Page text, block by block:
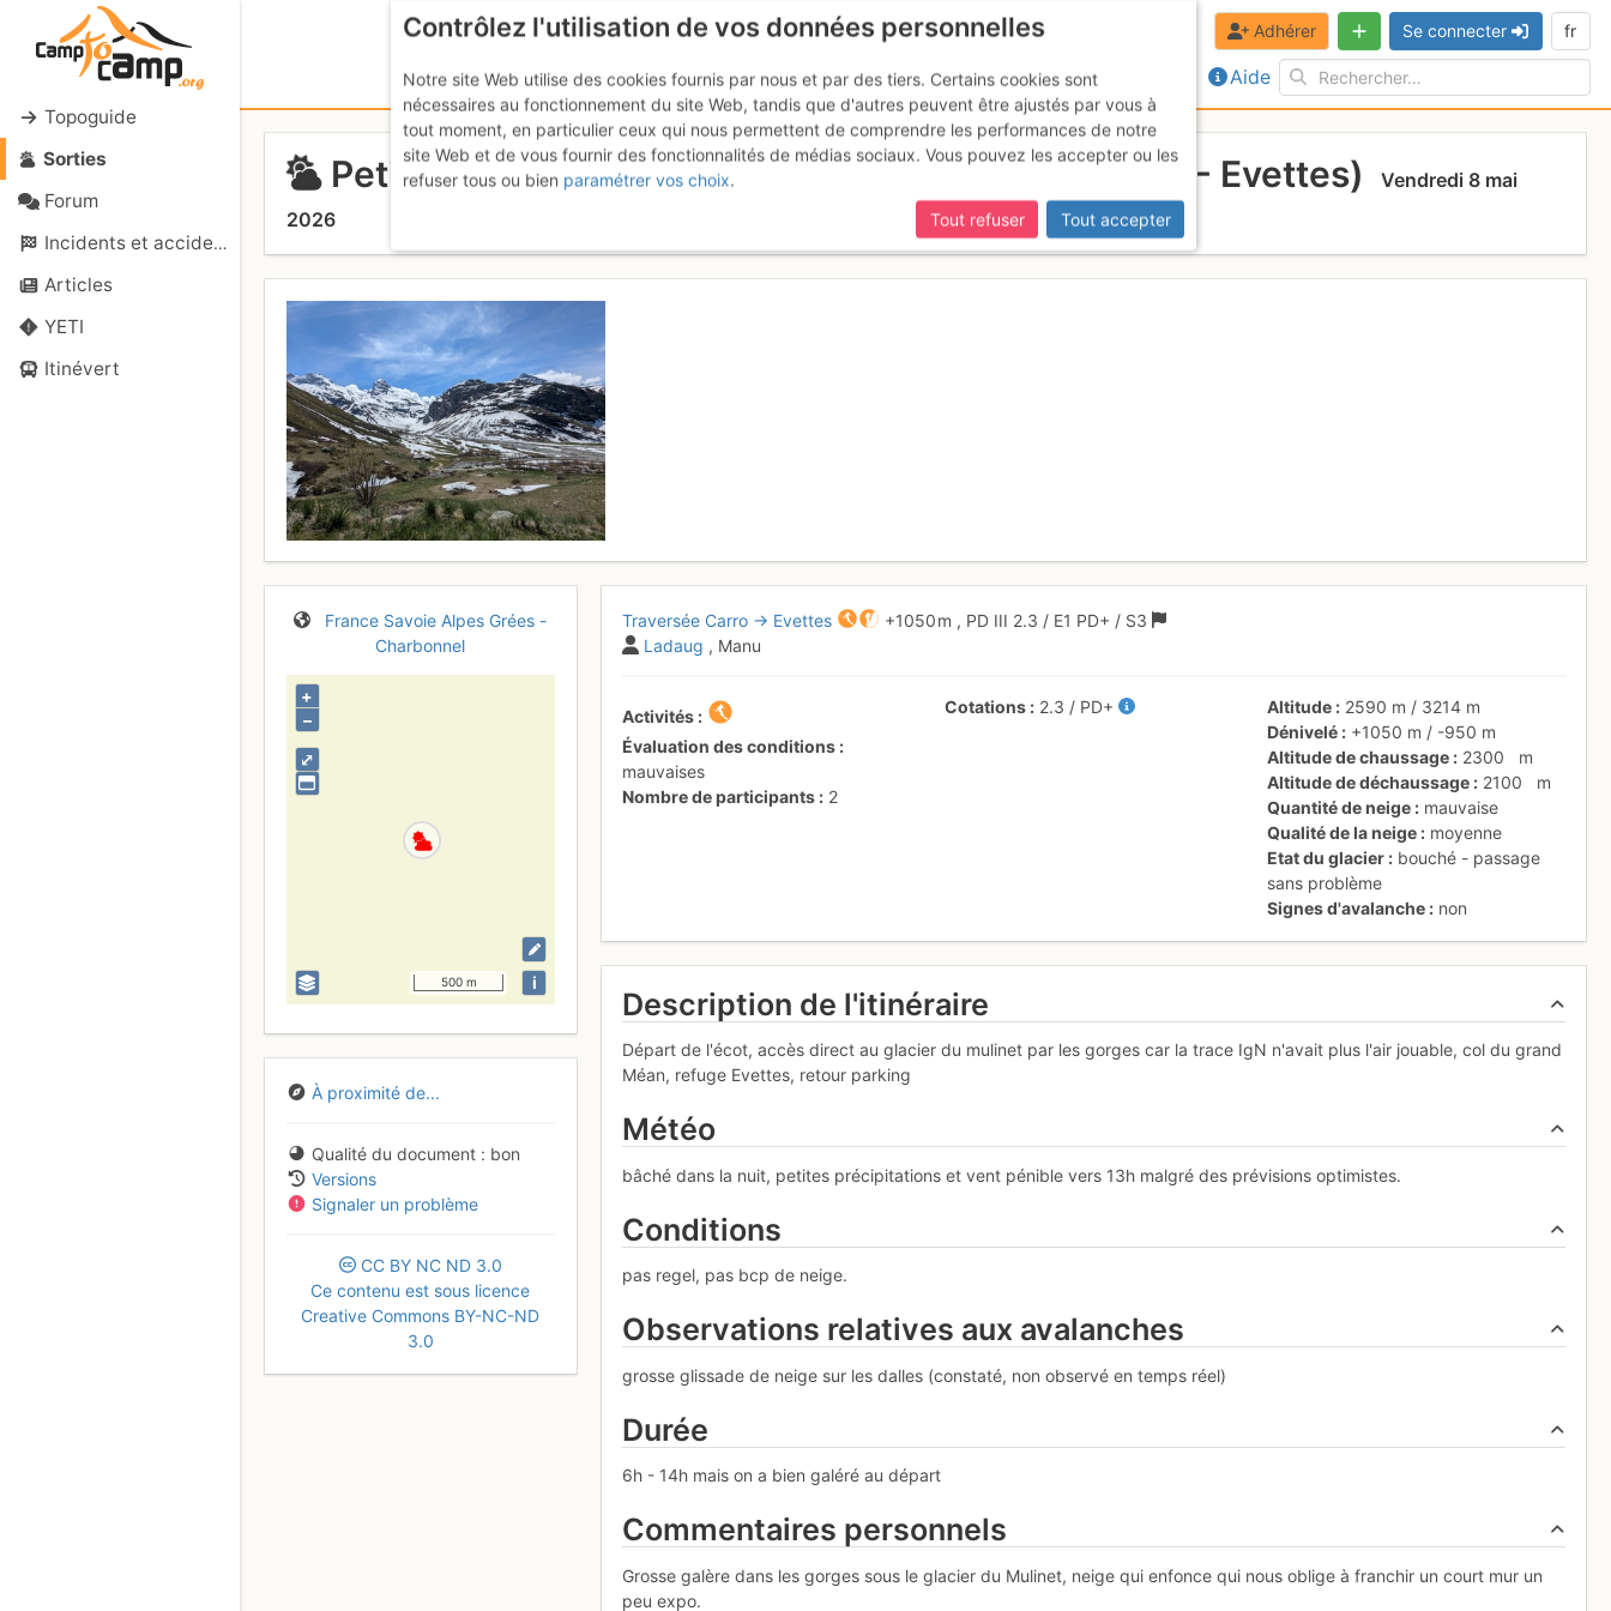
Topoguide
Sorties
Forum
Incidents et accidents
Articles
YETI
Itinévert
Aide
Adhérer Se connecter fr
Petite Traversée Carro → Evettes (Écot - Gd Méan - Evettes)
Vendredi 8 mai
2026
France Savoie Alpes Grées -
Charbonnel
⤢
+
–
500 m i
À proximité de...
Qualité du document
bon
Versions
Signaler un problème
CC BY NC ND 3.0
Ce contenu est sous licence
Creative Commons BY-NC-ND
3.0
Traversée Carro → Evettes +1050 m , PD III 2.3 / E1 PD+ / S3
Ladaug , Manu
Activités
Évaluation des conditions
mauvaises
Nombre de participants
2
Cotations 2.3 / PD+ Altitude 2590 m / 3214 m
Dénivelé
+1050 m / -950 m
Altitude de chaussage
2300
m
Altitude de déchaussage
2100
m
Quantité de neige
mauvaise
Qualité de la neige
moyenne
Etat du glacier
bouché - passage
sans problème
Signes d'avalanche
non
Description de l'itinéraire
Départ de l'écot, accès direct au glacier du mulinet par les gorges car la trace IgN n'avait plus l'air jouable, col du grand
Méan, refuge Evettes, retour parking
Météo
bâché dans la nuit, petites précipitations et vent pénible vers 13h malgré des prévisions optimistes.
Conditions
pas regel, pas bcp de neige.
Observations relatives aux avalanches
grosse glissade de neige sur les dalles (constaté, non observé en temps réel)
Durée
6h - 14h mais on a bien galéré au départ
Commentaires personnels
Grosse galère dans les gorges sous le glacier du Mulinet, neige qui enfonce qui nous oblige à franchir un court mur un
peu expo.
Contrôlez l'utilisation de vos données personnelles
Notre site Web utilise des cookies fournis par nous et par des tiers. Certains cookies sont
nécessaires au fonctionnement du site Web, tandis que d'autres peuvent être ajustés par vous à
tout moment, en particulier ceux qui nous permettent de comprendre les performances de notre
site Web et de vous fournir des fonctionnalités de médias sociaux. Vous pouvez les accepter ou les
refuser tous ou bien paramétrer vos choix.
Tout refuser
Tout accepter